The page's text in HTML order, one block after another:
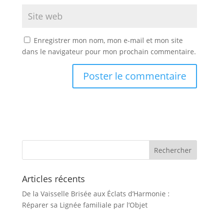
Enregistrer mon nom, mon e-mail et mon site
dans le navigateur pour mon prochain commentaire.
Articles récents
De la Vaisselle Brisée aux Éclats d’Harmonie :
Réparer sa Lignée familiale par l’Objet